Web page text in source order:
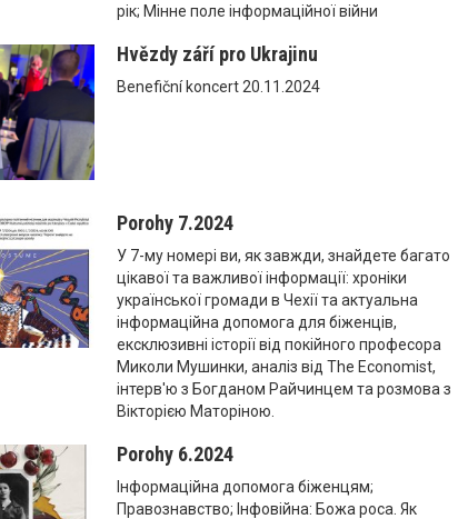
рік; Мінне поле інформаційної війни
Hvězdy září pro Ukrajinu
Benefiční koncert 20.11.2024
Porohy 7.2024
У 7-му номері ви, як завжди, знайдете багато
цікавої та важливої інформації: хроніки
української громади в Чехії та актуальна
інформаційна допомога для біженців,
ексклюзивні історії від покійного професора
Миколи Мушинки, аналіз від The Economist,
інтерв'ю з Богданом Райчинцем та розмова з
Вікторією Маторіною.
Porohy 6.2024
Інформаційна допомога біженцям;
Правознавство; Інфовійна: Божа роса. Як